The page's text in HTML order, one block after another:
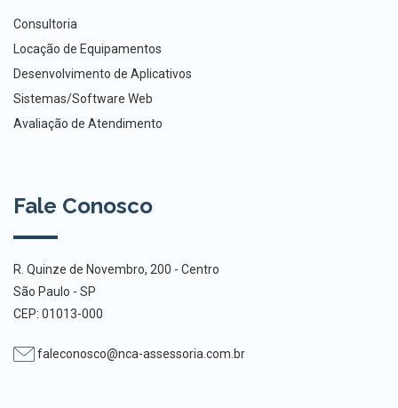
Consultoria
Locação de Equipamentos
Desenvolvimento de Aplicativos
Sistemas/Software Web
Avaliação de Atendimento
Fale Conosco
R. Quinze de Novembro, 200 - Centro
São Paulo - SP
CEP: 01013-000
faleconosco@nca-assessoria.com.br